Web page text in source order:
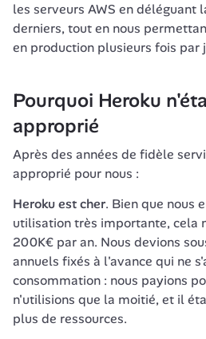
les serveurs AWS en déléguant
derniers, tout en nous
en production plusieurs fois par
Pourquoi Heroku
approprié
Après des années de fidèle
approprié pour nous :
Heroku est cher. Bien que nous
utilisation très importante, cela
200K€ par an. Nous devions
annuels fixés à l'avance qui ne
consommation : nous payions
n'utilisions que la moitié, et il
plus de ressources.